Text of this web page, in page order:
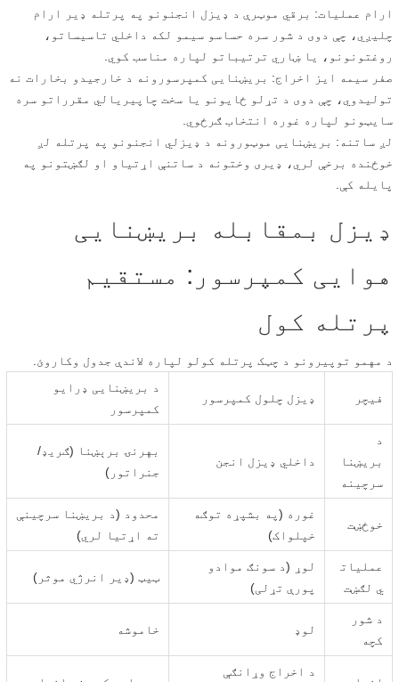
ارام عملیات: برقي موټرې د ډیزل انجنونو په پرتله ډیر ارام
چلیږي، چې دوی د شور سره حساسو سیمو لکه داخلي تاسیساتو،
روغتونونو، یا ښاري ترتیباتو لپاره مناسب کوي.
صفر سیمه ایز اخراج: بریښنایی کمپرسورونه د خارجیدو بخارات نه
تولیدوي، چې دوی د تړلو ځایونو یا سخت چاپیریالي مقرراتو سره
سایټونو لپاره غوره انتخاب ګرځوي.
لږ ساتنه: بریښنایی موټورونه د ډیزلي انجنونو په پرتله لږ
خوځنده برخې لري، ډیری وختونه د ساتنې اړتیاو او لګښتونو په
پایله کې.
ډیزل بمقابله بریښنایی
هوایی کمپرسور: مستقیم
پرتله کول
د مهمو توپیرونو د چټک پرتله کولو لپاره لاندې جدول وکاروئ.
فیچر ډیزل چلول کمپرسور
د بریښنایی ډرایو
کمپرسور
د
بریښنا
سرچینه
داخلي ډیزل انجن
بهرنۍ برېښنا (ګریډ/
جنراتور)
خوځښت
غوره (په بشپړه توګه
خپلواک)
محدود (د بریښنا سرچینې
ته اړتیا لري)
عملیات
ي لګښت
لوړ (د سونګ موادو
پورې تړلی)
ټیټ (ډیر انرژي موثر)
د شور
کچه
لوډ خاموشه
د اخراج وړانګې